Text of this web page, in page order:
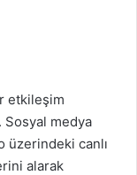
etkileşim
medya
üzerindeki canlı
alarak